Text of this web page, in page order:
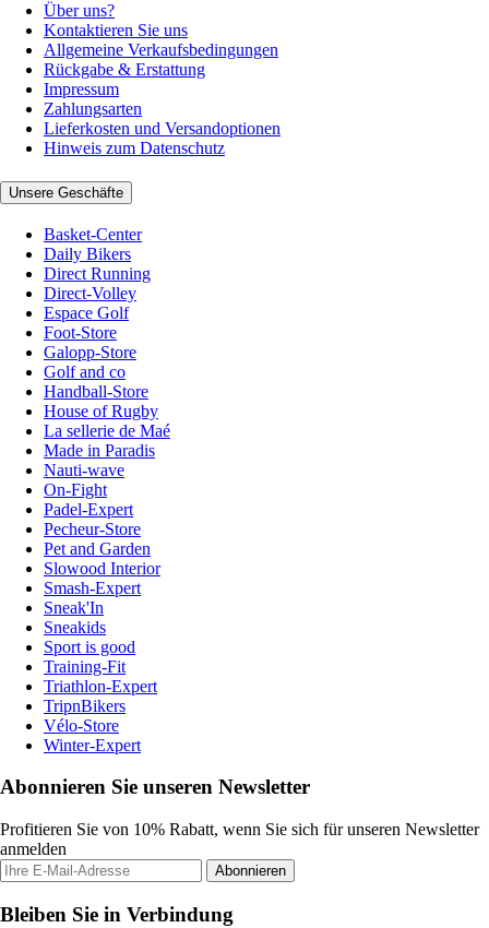
Über uns?
Kontaktieren Sie uns
Allgemeine Verkaufsbedingungen
Rückgabe & Erstattung
Impressum
Zahlungsarten
Lieferkosten und Versandoptionen
Hinweis zum Datenschutz
Unsere Geschäfte
Basket-Center
Daily Bikers
Direct Running
Direct-Volley
Espace Golf
Foot-Store
Galopp-Store
Golf and co
Handball-Store
House of Rugby
La sellerie de Maé
Made in Paradis
Nauti-wave
On-Fight
Padel-Expert
Pecheur-Store
Pet and Garden
Slowood Interior
Smash-Expert
Sneak'In
Sneakids
Sport is good
Training-Fit
Triathlon-Expert
TripnBikers
Vélo-Store
Winter-Expert
Abonnieren Sie unseren Newsletter
Profitieren Sie von 10% Rabatt, wenn Sie sich für unseren Newsletter
anmelden
Abonnieren
Bleiben Sie in Verbindung